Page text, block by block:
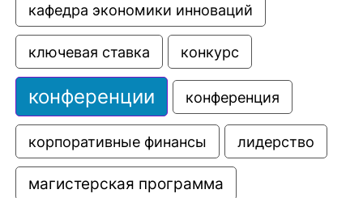
кафедра экономики инноваций
ключевая ставка конкурс
конференции конференция
корпоративные финансы лидерство
магистерская программа